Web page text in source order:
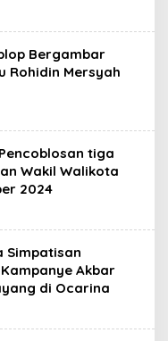
Bergambar
Rohidin Mersyah
tiga
Wakil Walikota
2024
Simpatisan
Akbar
di Ocarina